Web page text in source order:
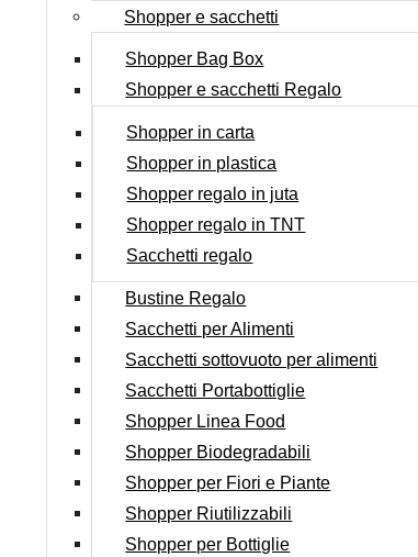
Shopper e sacchetti
Shopper Bag Box
Shopper e sacchetti Regalo
Shopper in carta
Shopper in plastica
Shopper regalo in juta
Shopper regalo in TNT
Sacchetti regalo
Bustine Regalo
Sacchetti per Alimenti
Sacchetti sottovuoto per alimenti
Sacchetti Portabottiglie
Shopper Linea Food
Shopper Biodegradabili
Shopper per Fiori e Piante
Shopper Riutilizzabili
Shopper per Bottiglie